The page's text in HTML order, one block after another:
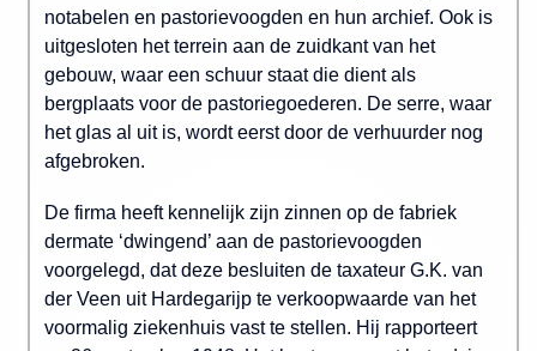
notabelen en pastorievoogden en hun archief. Ook is
uitgesloten het terrein aan de zuidkant van het
gebouw, waar een schuur staat die dient als
bergplaats voor de pastoriegoederen. De serre, waar
het glas al uit is, wordt eerst door de verhuurder nog
afgebroken.
De firma heeft kennelijk zijn zinnen op de fabriek
dermate ‘dwingend’ aan de pastorievoogden
voorgelegd, dat deze besluiten de taxateur G.K. van
der Veen uit Hardegarijp te verkoopwaarde van het
voormalig ziekenhuis vast te stellen. Hij rapporteert